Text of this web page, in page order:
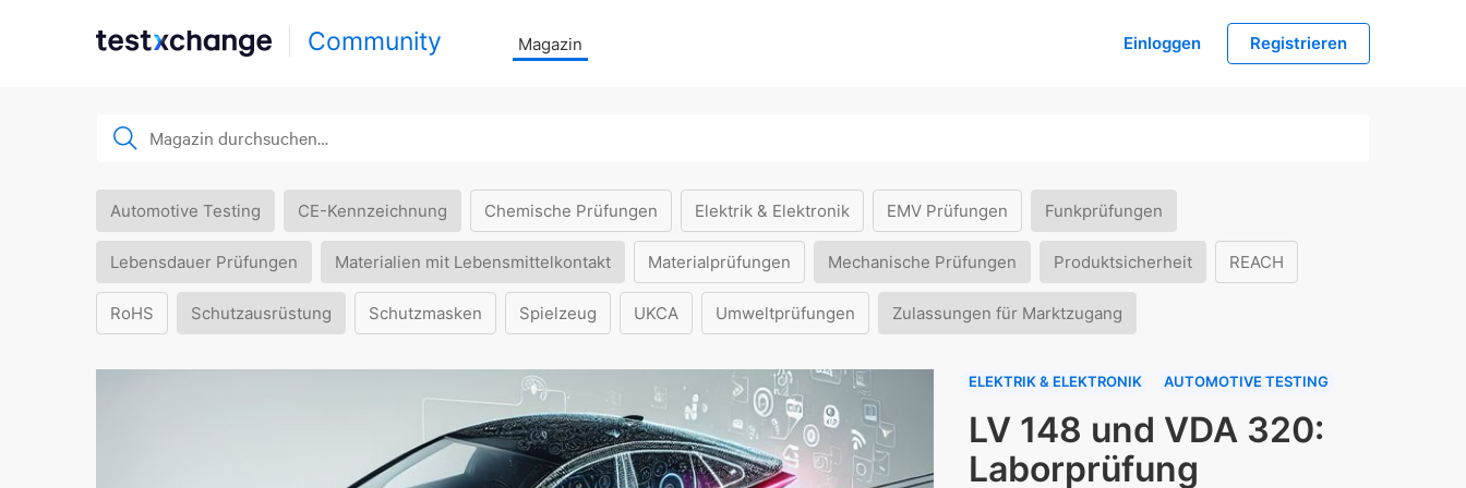
Community Magazin Einloggen Registrieren
Automotive Testing CE-Kennzeichnung Chemische Prüfungen Elektrik & Elektronik EMV Prüfungen Funkprüfungen
Lebensdauer Prüfungen Materialien mit Lebensmittelkontakt Materialprüfungen Mechanische Prüfungen Produktsicherheit REACH
RoHS Schutzausrüstung Schutzmasken Spielzeug UKCA Umweltprüfungen Zulassungen für Marktzugang
ELEKTRIK & ELEKTRONIK AUTOMOTIVE TESTING
LV 148 und VDA 320:
Laborprüfung